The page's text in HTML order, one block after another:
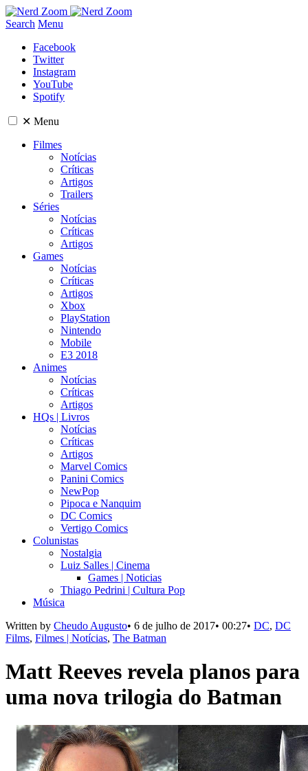
Search Menu
Facebook
Twitter
Instagram
YouTube
Spotify
✕ Menu
Filmes
Notícias
Críticas
Artigos
Trailers
Séries
Notícias
Críticas
Artigos
Games
Notícias
Críticas
Artigos
Xbox
PlayStation
Nintendo
Mobile
E3 2018
Animes
Notícias
Críticas
Artigos
HQs | Livros
Notícias
Críticas
Artigos
Marvel Comics
Panini Comics
NewPop
Pipoca e Nanquim
DC Comics
Vertigo Comics
Colunistas
Nostalgia
Luiz Salles | Cinema
Games | Noticias
Thiago Pedrini | Cultura Pop
Música
Written by Cheudo Augusto• 6 de julho de 2017• 00:27• DC, DC
Films, Filmes | Notícias, The Batman
Matt Reeves revela planos para
uma nova trilogia do Batman